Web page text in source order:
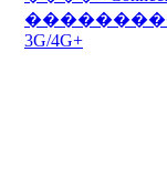
3G/4G+